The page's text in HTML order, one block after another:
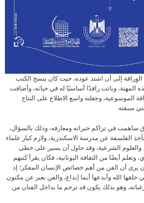
إلى أن اشتد عوده، حيث كان ينسخ الكتب
المهنة، وباتت رافدًا أساسيًا له في حياته، وأضافت
الموسوعية، وجعلته واسع الاطلاع على النتاج
سبقته.
ساهمت في تراكم خبراته ومعارفه، وذلك بالسؤال،
الفلسفة عن مدرسة الاسكندرية، ولازم كبار علماء
والعلوم الشرعية، وقد حاول أن يسير على خطى
وتعلم أيضًا من الثقافة اليونانية، فكان يقرأ كتبهم
يرى أن الفن من أهم خصائص الإنسان المفكر؛ إذ
خلقها الله وأبدعها أيما إبداع، والفن يعبر عن مكنون
وهو بذلك يكون قد ترجم ما بداخل الفنان من